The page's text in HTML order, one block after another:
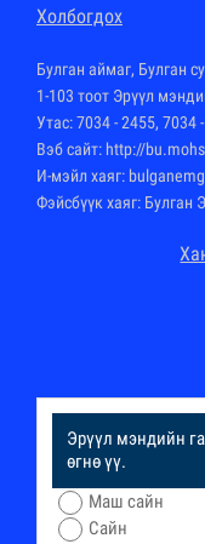
Холбогдох
Булган аймаг, Булган
1-103 тоот Эрүүл
Утас: 7034 - 2455, 7034
Вэб сайт: http://
И-мэйл хаяг:
Фэйсбүүк хаяг:
Эрүүл мэндийн
өгнө үү.
Маш сайн
Сайн